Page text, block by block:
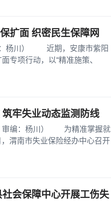
扩面 织密民生保障网
杨川） 近期，安康市紫阳
专项行动，以“精准施策、
牢失业动态监测防线
编：杨川） 为精准掌握就
渭南市失业保险经办中心召开
会保障中心开展工伤失